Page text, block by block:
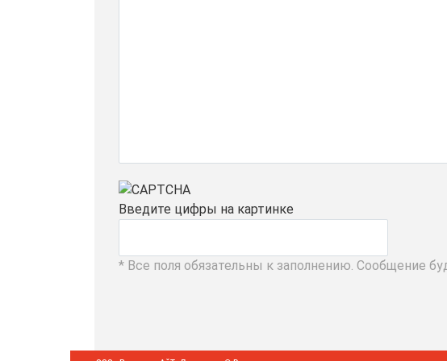
Введите цифры на картинке
* Все поля обязательны к заполнению. Сообщение